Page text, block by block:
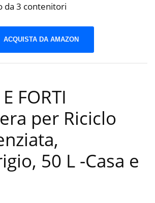
da 3 contenitori
ACQUISTA DA AMAZON
FORTI
per Riciclo
50 L -Casa e